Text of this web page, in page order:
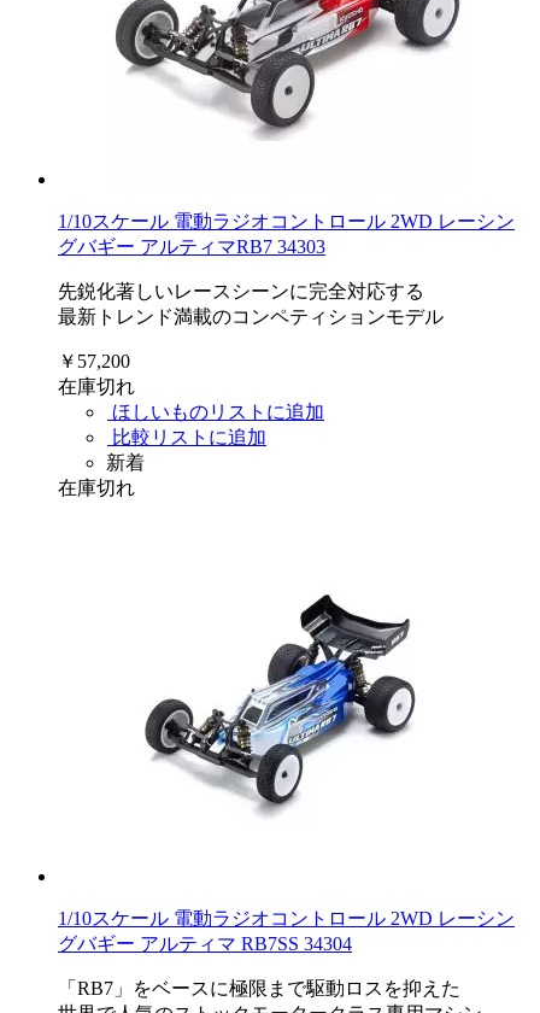
1/10スケール 電動ラジオコントロール 2WD レーシン
グバギー アルティマRB7 34303
先鋭化著しいレースシーンに完全対応する
最新トレンド満載のコンペティションモデル
￥57,200
在庫切れ
ほしいものリストに追加
比較リストに追加
新着
在庫切れ
1/10スケール 電動ラジオコントロール 2WD レーシン
グバギー アルティマ RB7SS 34304
「RB7」をベースに極限まで駆動ロスを抑えた